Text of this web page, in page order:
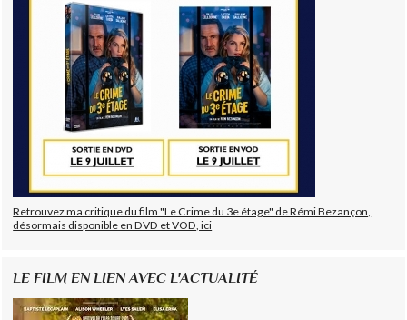
Retrouvez ma critique du film "Le Crime du 3e étage" de Rémi Bezançon,
désormais disponible en DVD et VOD, ici
LE FILM EN LIEN AVEC L'ACTUALITÉ